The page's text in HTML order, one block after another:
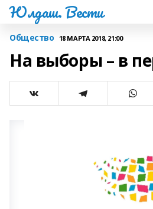
Юлдаш. Вести
Общество 18 МАРТА 2018, 21:00
На выборы – в